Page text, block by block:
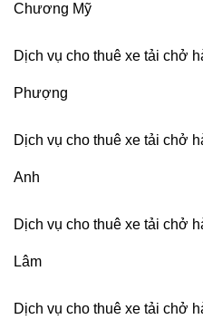
Chương Mỹ
Dịch vụ cho thuê xe tải chở
Phượng
Dịch vụ cho thuê xe tải chở
Anh
Dịch vụ cho thuê xe tải chở
Lâm
Dịch vụ cho thuê xe tải chở